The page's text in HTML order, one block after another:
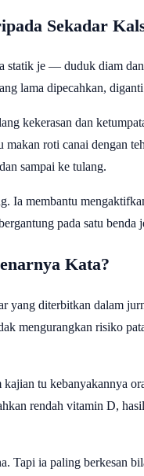
Sekadar
statik je — duduk diam
lama dipecahkan,
kekerasan dan
roti canai dengan
sampai ke tulang.
Ia membantu
pada satu benda
Kata?
yang diterbitkan dalam
mengurangkan risiko
tu kebanyakannya
rendah vitamin D,
Tapi ia paling berkesan